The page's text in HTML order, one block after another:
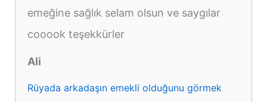
emeğine sağlık selam olsun ve saygılar
cooook teşekkürler
Ali
Rüyada arkadaşın emekli olduğunu görmek